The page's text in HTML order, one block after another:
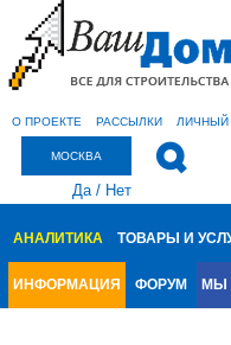
О ПРОЕКТЕ РАССЫЛКИ ЛИЧНЫЙ
МОСКВА
Да/ Нет
АНАЛИТИКА ТОВАРЫ И
ИНФОРМАЦИЯ ФОРУМ МЫ